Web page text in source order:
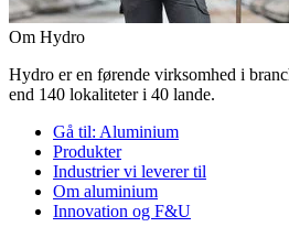
Om Hydro
Hydro er en førende virksomhed i
end 140 lokaliteter i 40 lande.
Gå til: Aluminium
Produkter
Industrier vi leverer til
Om aluminium
Innovation og F&U